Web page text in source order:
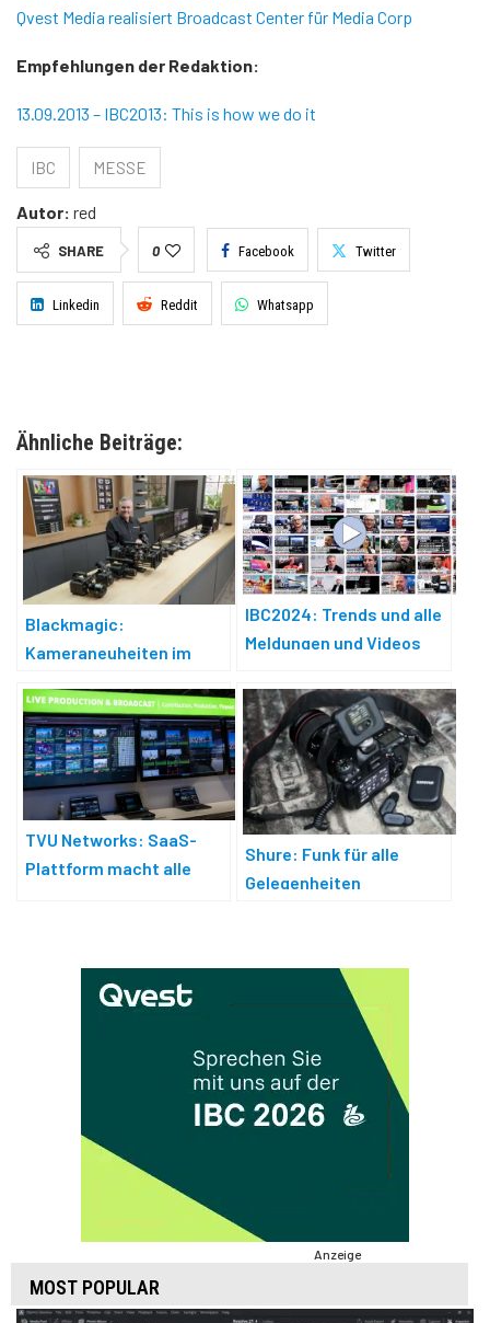
Qvest Media realisiert Broadcast Center für Media Corp
Empfehlungen der Redaktion:
13.09.2013 – IBC2013: This is how we do it
IBC MESSE
Autor: red
SHARE 0 Facebook Twitter
Linkedin Reddit Whatsapp
Ähnliche Beiträge:
Blackmagic:
Kameraneuheiten im
IBC2024: Trends und alle
Meldungen und Videos
TVU Networks: SaaS-
Plattform macht alle
Shure: Funk für alle
Gelegenheiten
Anzeige
MOST POPULAR